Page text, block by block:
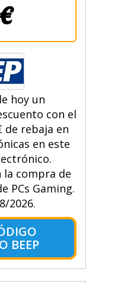
hoy un
con el
de rebaja en
en este
la compra de
PCs Gaming.
2026.
BEEP